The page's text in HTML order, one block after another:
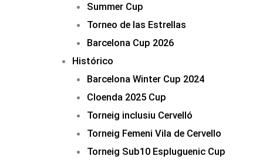
Summer Cup
Torneo de las Estrellas
Barcelona Cup 2026
Histórico
Barcelona Winter Cup 2024
Cloenda 2025 Cup
Torneig inclusiu Cervelló
Torneig Femeni Vila de Cervello
Torneig Sub10 Espluguenic Cup